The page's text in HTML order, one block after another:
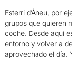
Esterri d’Àneu, por
grupos que quieren
coche. Desde aquí
entorno y volver a
aprovechado el día.